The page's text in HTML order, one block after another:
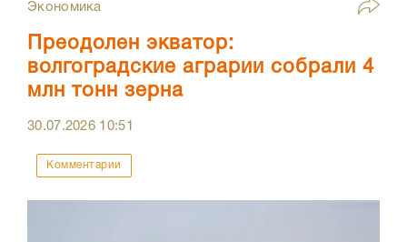
Экономика
Преодолен экватор:
волгоградские аграрии собрали 4
млн тонн зерна
30.07.2026 10:51
Комментарии